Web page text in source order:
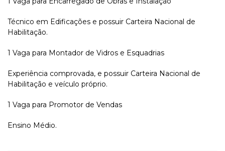
Técnico em Edificações e possuir Carteira Nacional de
Habilitação.
1 Vaga para Montador de Vidros e Esquadrias
Experiência comprovada, e possuir Carteira Nacional de
Habilitação e veículo próprio.
1 Vaga para Promotor de Vendas
Ensino Médio.